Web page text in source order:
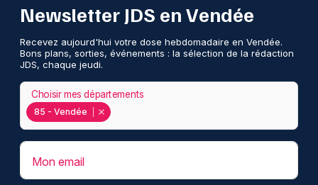
Newsletter JDS en Vendée
Recevez aujourd'hui votre dose hebdomadaire en Vendée.
Bons plans, sorties, événements : la sélection de la rédaction
JDS, chaque jeudi.
85 - Vendée
Choisir mes départements
Mon email